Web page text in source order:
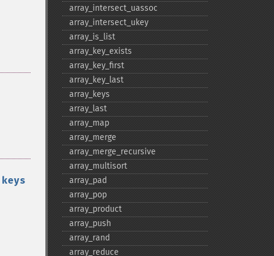
keys
array_​intersect_​uassoc
array_​intersect_​ukey
array_​is_​list
array_​key_​exists
array_​key_​first
array_​key_​last
array_​keys
array_​last
array_​map
array_​merge
array_​merge_​recursive
array_​multisort
array_​pad
array_​pop
array_​product
array_​push
array_​rand
array_​reduce